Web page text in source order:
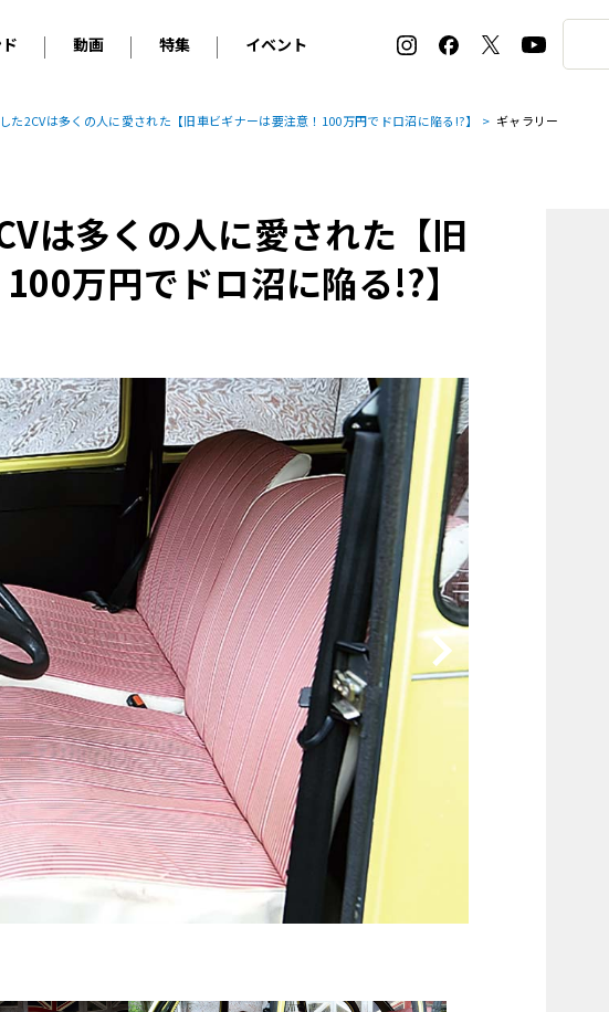
アウディ BMW
アルピナ
プジョー
ルノー
アバルト
アルファ・ロメオ
フェラーリ
フィアット
ランボルギーニ
マセラティ
アストン・マーティン
MINI
モーガン
ロールス・ロイス
ボルボ
キャデラック
シボレー
ジープ
テスラ
ヒョンデ
レクサス トヨタ
日産
ホンダ
スバル
マツダ
三菱
ダイハツ
スズキ
光岡
その他
動画
オリジナル動画
特集
2026 サマータイヤ＆ホイール バイヤーズガイド
ホイールカタログ
タイヤ特集
イベント
ル・ボラン カーズ・ミート2026横浜
EV:LIFE KOBE 2025
ル・ボラン カーズ・ミート2025横浜
た2CVは多くの人に愛された【旧車ビギナーは要注意！100万円でドロ沼に陥る!?】 ギャラリー
は多くの人に愛された【旧
万円でドロ沼に陥る!?】